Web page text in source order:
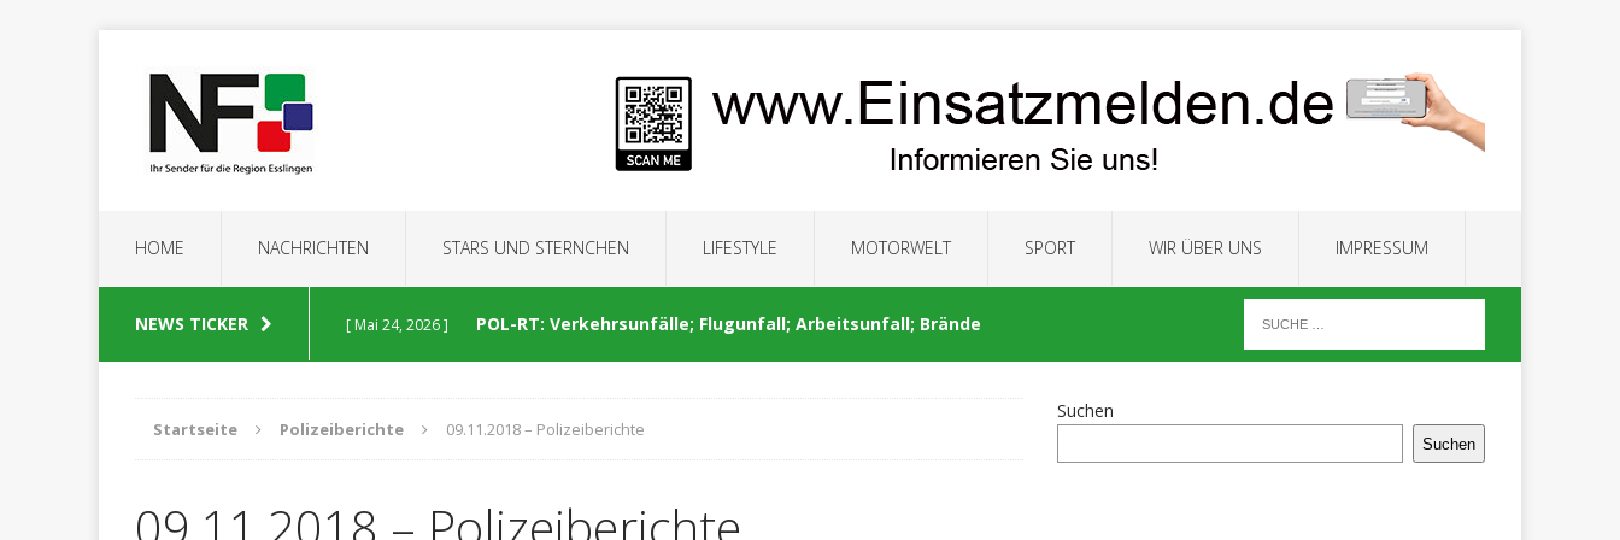
HOME NACHRICHTEN STARS UND STERNCHEN LIFESTYLE MOTORWELT SPORT WIR ÜBER UNS IMPRESSUM
NEWS TICKER [ Mai 24, 2026 ] POL-RT: Verkehrsunfälle; Flugunfall; Arbeitsunfall; Brände
POLIZEIBERICHTE
Startseite Polizeiberichte 09.11.2018 – Polizeiberichte
Suchen
Suchen